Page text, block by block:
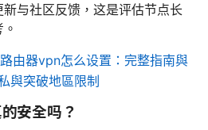
与社区反馈，这是评估节点长
路由器vpn怎么设置：完整指南與
與突破地區限制
安全吗？